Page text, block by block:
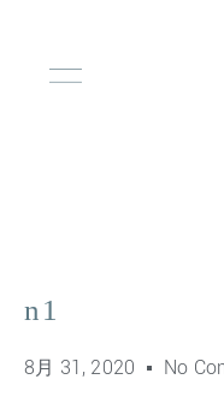
n1
8月 31, 2020 No